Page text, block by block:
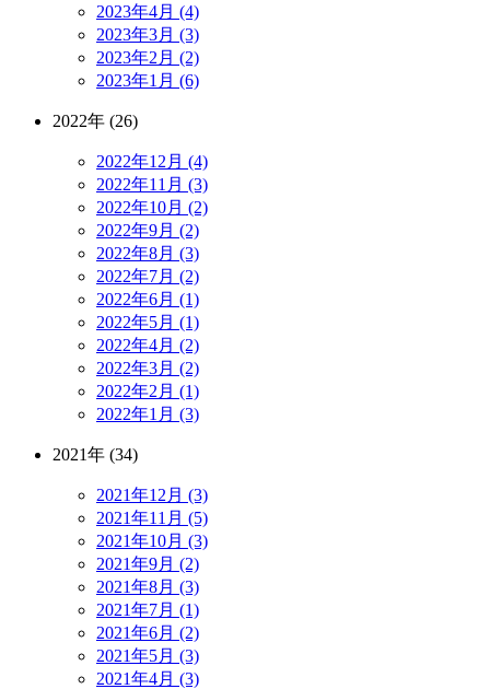
2023年4月 (4)
2023年3月 (3)
2023年2月 (2)
2023年1月 (6)
2022年 (26)
2022年12月 (4)
2022年11月 (3)
2022年10月 (2)
2022年9月 (2)
2022年8月 (3)
2022年7月 (2)
2022年6月 (1)
2022年5月 (1)
2022年4月 (2)
2022年3月 (2)
2022年2月 (1)
2022年1月 (3)
2021年 (34)
2021年12月 (3)
2021年11月 (5)
2021年10月 (3)
2021年9月 (2)
2021年8月 (3)
2021年7月 (1)
2021年6月 (2)
2021年5月 (3)
2021年4月 (3)